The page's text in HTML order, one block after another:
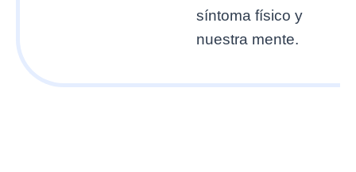
síntoma físico y
nuestra mente.